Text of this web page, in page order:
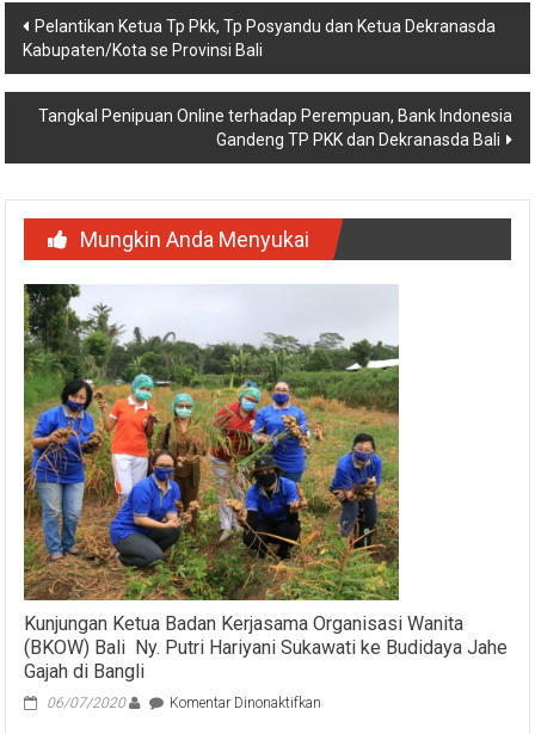
Navigasi
pos
Pelantikan Ketua Tp Pkk, Tp Posyandu dan Ketua Dekranasda
Kabupaten/Kota se Provinsi Bali
Tangkal Penipuan Online terhadap Perempuan, Bank Indonesia
Gandeng TP PKK dan Dekranasda Bali
Mungkin Anda Menyukai
Kunjungan Ketua Badan Kerjasama Organisasi Wanita
(BKOW) Bali Ny. Putri Hariyani Sukawati ke Budidaya Jahe
Gajah di Bangli
06/07/2020 Komentar Dinonaktifkan